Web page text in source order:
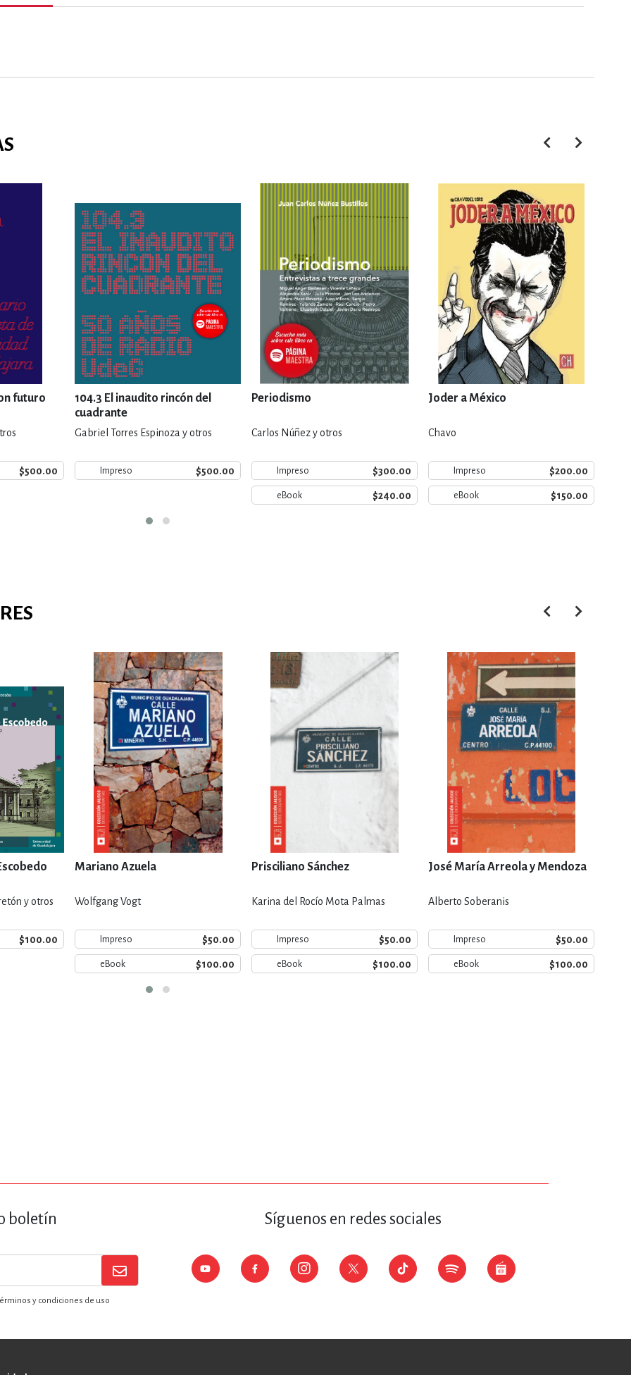
futuro
$500.00
104.3 El inaudito rincón del
cuadrante
Gabriel Torres Espinoza y otros
Impreso $500.00
Periodismo
Carlos Núñez y otros
Impreso $300.00
eBook $240.00
Joder a México
Chavo
Impreso $200.00
eBook $150.00
y otros
$100.00
Mariano Azuela
Wolfgang Vogt
Impreso $50.00
eBook $100.00
Prisciliano Sánchez
Karina del Rocío Mota Palmas
Impreso $50.00
eBook $100.00
José María Arreola y Mendoza
Alberto Soberanis
Impreso $50.00
eBook $100.00
boletín
y condiciones de uso
Síguenos en redes sociales